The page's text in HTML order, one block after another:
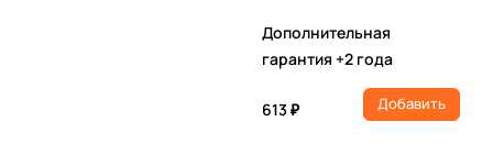
Дополнительная
гарантия +2 года
613 ₽ Добавить